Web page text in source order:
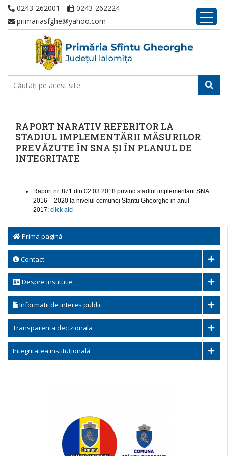
0243-262001
0243-262224
primariasfghe@yahoo.com
RAPORT NARATIV REFERITOR LA
STADIUL IMPLEMENTĂRII MĂSURILOR
PREVĂZUTE ÎN SNA ȘI ÎN PLANUL DE
INTEGRITATE
Prima pagină
Contact
Despre institutie
Informatii de interes public
Transparenta decizionala
Integritatea instituțională
Raport nr. 871 din 02.03.2018 privind stadiul implementarii SNA
2016 – 2020 la nivelul comunei Sfantu Gheorghe in anul
2017: click aici